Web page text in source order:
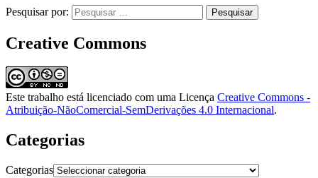
Pesquisar por:
Creative Commons
Este trabalho está licenciado com uma Licença Creative Commons -
Atribuição-NãoComercial-SemDerivações 4.0 Internacional.
Categorias
Categorias